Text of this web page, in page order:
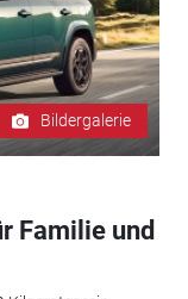
Bildergalerie
Familie und